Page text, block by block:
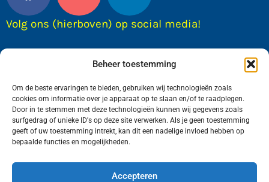
Beheer toestemming
Om de beste ervaringen te bieden, gebruiken wij technologieën zoals
cookies om informatie over je apparaat op te slaan en/of te raadplegen.
Door in te stemmen met deze technologieën kunnen wij gegevens zoals
surfgedrag of unieke ID's op deze site verwerken. Als je geen toestemming
geeft of uw toestemming intrekt, kan dit een nadelige invloed hebben op
bepaalde functies en mogelijkheden.
Accepteren
Volg ons (hierboven) op social media!
Wij van FranekerActueel.nl verzorgen het nieuws
in de Gemeente Waadhoeke. Met als hoofdplaats